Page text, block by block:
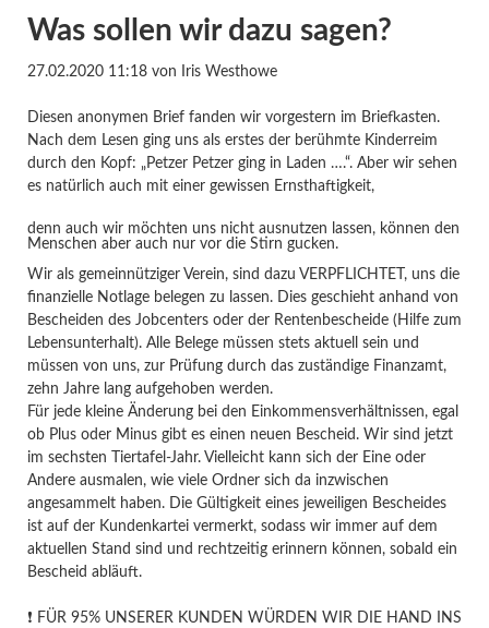
Was sollen wir dazu sagen?
27.02.2020 11:18von Iris Westhowe
Diesen anonymen Brief fanden wir vorgestern im Briefkasten.
Nach dem Lesen ging uns als erstes der berühmte Kinderreim
durch den Kopf: „Petzer Petzer ging in Laden ….“. Aber wir sehen
es natürlich auch mit einer gewissen Ernsthaftigkeit,
denn auch wir möchten uns nicht ausnutzen lassen, können den
Menschen aber auch nur vor die Stirn gucken.
Wir als gemeinnütziger Verein, sind dazu VERPFLICHTET, uns die
finanzielle Notlage belegen zu lassen. Dies geschieht anhand von
Bescheiden des Jobcenters oder der Rentenbescheide (Hilfe zum
Lebensunterhalt). Alle Belege müssen stets aktuell sein und
müssen von uns, zur Prüfung durch das zuständige Finanzamt,
zehn Jahre lang aufgehoben werden.
Für jede kleine Änderung bei den Einkommensverhältnissen, egal
ob Plus oder Minus gibt es einen neuen Bescheid. Wir sind jetzt
im sechsten Tiertafel-Jahr. Vielleicht kann sich der Eine oder
Andere ausmalen, wie viele Ordner sich da inzwischen
angesammelt haben. Die Gültigkeit eines jeweiligen Bescheides
ist auf der Kundenkartei vermerkt, sodass wir immer auf dem
aktuellen Stand sind und rechtzeitig erinnern können, sobald ein
Bescheid abläuft.
❗️ FÜR 95% UNSERER KUNDEN WÜRDEN WIR DIE HAND INS